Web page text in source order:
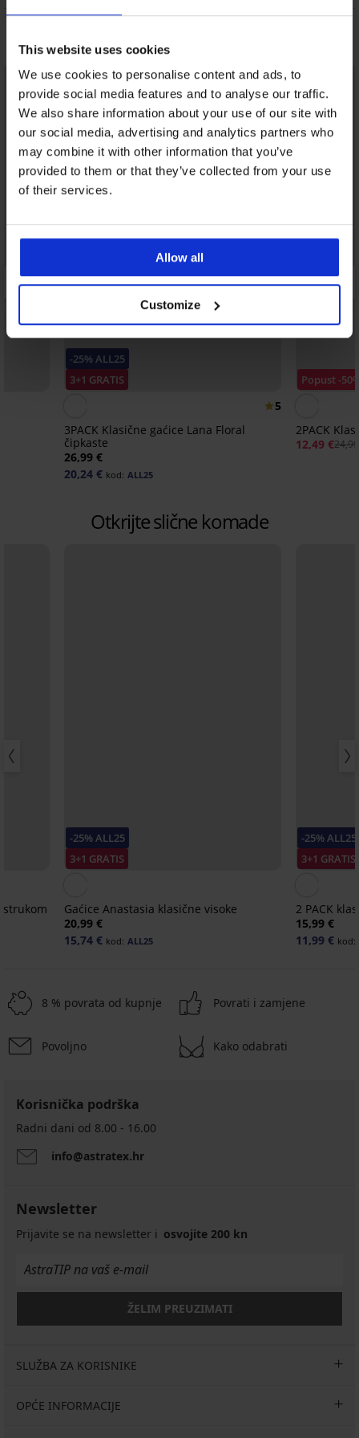
This website uses cookies
We use cookies to personalise content and ads, to
provide social media features and to analyse our traffic.
We also share information about your use of our site with
our social media, advertising and analytics partners who
may combine it with other information that you’ve
provided to them or that they’ve collected from your use
of their services.
Allow all
Customize
Možda će vam se svidjeti
LIMITED
-25% ALL25
3+1 GRATIS
5
3PACK Klasične gaćice Lana Floral
čipkaste
26,99 €
20,24 € kod: ALL25
Popust -
2PACK
12,49 €
Otkrijte slične komade
strukom
-25% ALL25
3+1 GRATIS
Gaćice Anastasia klasične visoke
20,99 €
15,74 € kod: ALL25
-25% ALL25
3+1 GRATIS
2 PACK
15,99 €
11,99 € kod:
3+1 GRATIS
Klasične
modalom
6,99
akcija
€
ALL25
3+1 GRATIS
Klasične
Lace
€
3+1
Kod
klasične
€
€
3+1 GRATIS
Gaćice
13,99
akcija
GRATIS
ALL25
8 % povrata od kupnje Povrati i zamjene
Povoljno Kako odabrati
Korisnička podrška
Radni dani od 8.00 - 16.00
info@astratex.hr
Newsletter
Prijavite se na newsletter i osvojite 200 kn
ŽELIM PREUZIMATI
SLUŽBA ZA KORISNIKE
OPĆE INFORMACIJE